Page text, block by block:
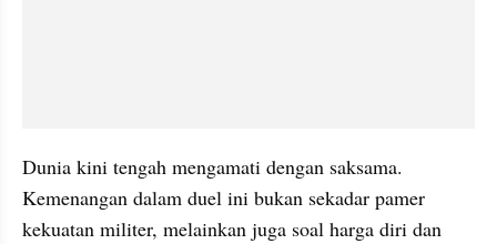
Dunia kini tengah mengamati dengan saksama.
Kemenangan dalam duel ini bukan sekadar pamer
kekuatan militer, melainkan juga soal harga diri dan